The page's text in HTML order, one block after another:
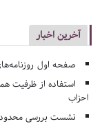
آخرین اخبار
صفحه اول روزنامه‌های 14 مرداد
استفاده از ظرفیت
احزاب
نشست بررسی